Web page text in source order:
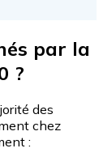
par la
?
des
chez
: